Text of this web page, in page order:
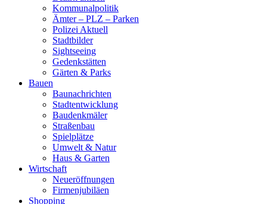
Kommunalpolitik
Ämter – PLZ – Parken
Polizei Aktuell
Stadtbilder
Sightseeing
Gedenkstätten
Gärten & Parks
Bauen
Baunachrichten
Stadtentwicklung
Baudenkmäler
Straßenbau
Spielplätze
Umwelt & Natur
Haus & Garten
Wirtschaft
Neueröffnungen
Firmenjubiläen
Shopping